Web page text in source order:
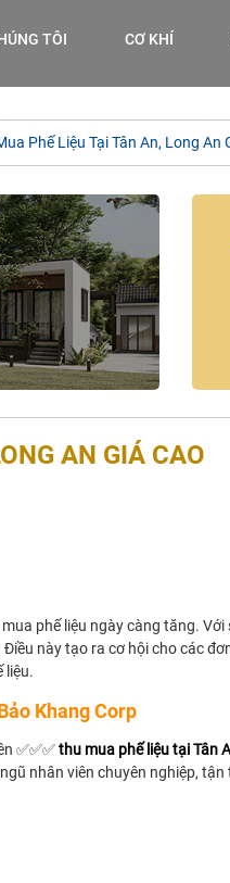
TÔI CƠ KHÍ
Phế Liệu Tại Tân An, Long An
AN GIÁ CAO
phế liệu ngày càng tăng.
này tạo ra cơ hội cho các
liệu.
Khang Corp
✅✅✅thu mua phế liệu tại Tân
nhân viên chuyên nghiệp,